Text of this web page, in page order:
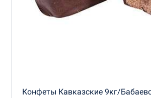
Конфеты Кавказские 9кг/